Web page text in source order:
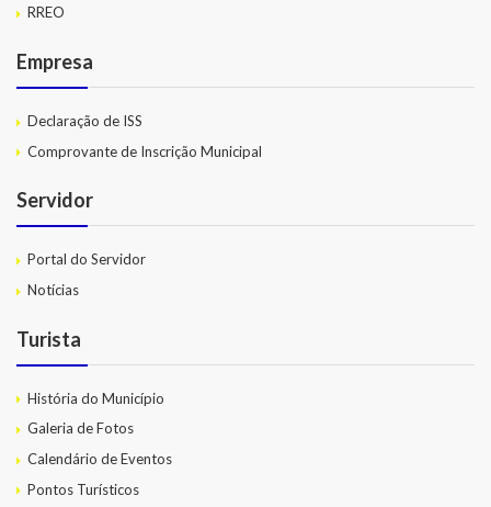
RREO
Empresa
Declaração de ISS
Comprovante de Inscrição Municipal
Servidor
Portal do Servidor
Notícias
Turista
História do Município
Galeria de Fotos
Calendário de Eventos
Pontos Turísticos